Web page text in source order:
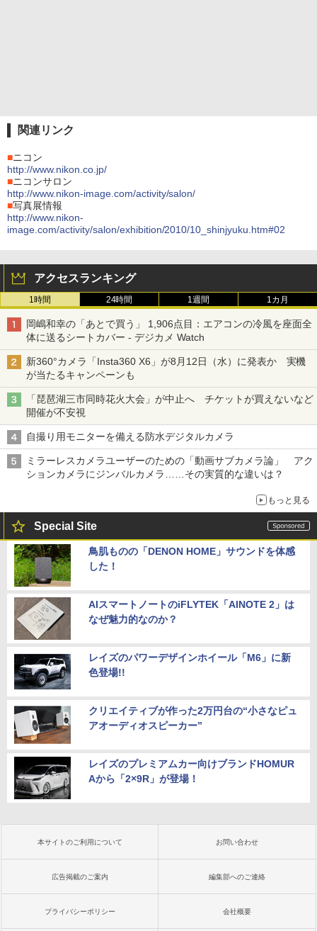
関連リンク
■ニコン
http://www.nikon.co.jp/
■ニコンサロン
http://www.nikon-image.com/activity/salon/
■写真展情報
http://www.nikon-
image.com/activity/salon/exhibition/2010/10_shinjyuku.htm#02
アクセスランキング
1時間 24時間 1週間 1カ月
岡嶋和幸の「あとで買う」 1,906点目：エアコンの冷風を座面全
体に送るシートカバー - デジカメ Watch
新360°カメラ「Insta360 X6」が8月12日（水）に発表か 実機
が当たるキャンペーンも
「琵琶湖三市同時花火大会」が中止へ チケットが買えないなど
開催が不安視
自撮り用モニターを備える防水デジタルカメラ
ミラーレスカメラユーザーのための「動画サブカメラ論」 アク
ションカメラにジンバルカメラ……その実質的な違いは？
もっと見る
Special Site
鳥肌ものの「DENON HOME」サウンドを体感
した！
AIスマートノートのiFLYTEK「AINOTE 2」は
なぜ魅力的なのか？
レイズのパワーデザインホイール「M6」に新
色登場!!
クリエイティブが作った2万円台の“小さなピュ
アオーディオスピーカー”
レイズのプレミアムカー向けブランドHOMUR
Aから「2×9R」が登場！
本サイトのご利用について お問い合わせ
広告掲載のご案内 編集部へのご連絡
プライバシーポリシー 会社概要